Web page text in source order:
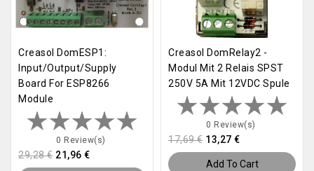
Creasol DomESP1:
Input/output/supply
Board For ESP8266
Module
0 Review(s)
29,28 € 21,96 €
Creasol DomRelay2 -
Modul Mit 2 Relais SPST
250V 5A Mit 12VDC Spule
0 Review(s)
17,69 € 13,27 €
Add To Cart